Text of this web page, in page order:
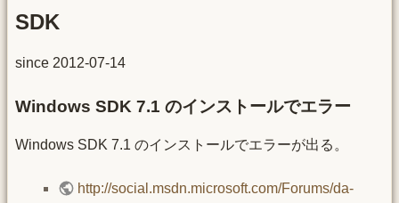
SDK
since 2012-07-14
Windows SDK 7.1 のインストールでエラー
Windows SDK 7.1 のインストールでエラーが出る。
http://social.msdn.microsoft.com/Forums/da-